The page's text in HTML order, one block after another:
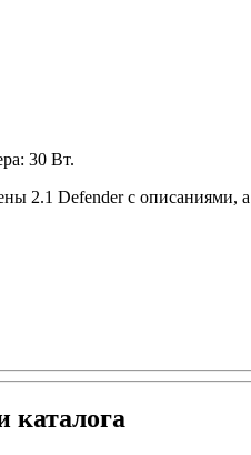
30 Вт.
2.1 Defender с описаниями,
каталога